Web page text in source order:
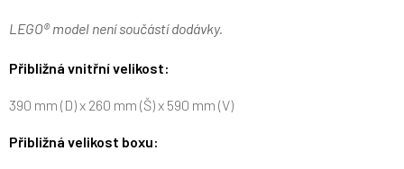
LEGO® model není součástí dodávky.
Přibližná vnitřní velikost:
390 mm (D) x 260 mm (Š) x 590 mm (V)
Přibližná velikost boxu: